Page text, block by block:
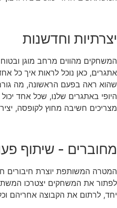
יצרתיות וחדשנות
המשחקים מהווים מרחב מוגן
אתגרים, כאן נוכל לראות איך כל
שהוא ראה בפעם הראשונה, מה
היופי באתגרים שלנו, שכל אחד יכול
מצריכים חשיבה מחוץ לקופסה,
מחוברים - שיתוף
המטרה המשותפת יוצרת חיבורים
לפתור את המשחקים יצטרכו
יחד, לרתום את הקבוצה אחריהם